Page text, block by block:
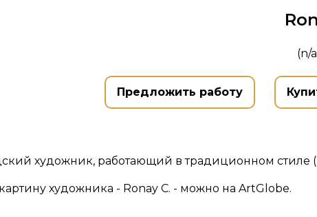
(n/
Предложить работу
художник, работающий в традиционном стиле
художника - Ronay C. - можно на ArtGlobe.